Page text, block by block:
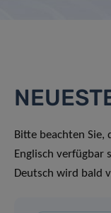
Bitte beachten Sie,
Englisch verfügbar
Deutsch wird bald